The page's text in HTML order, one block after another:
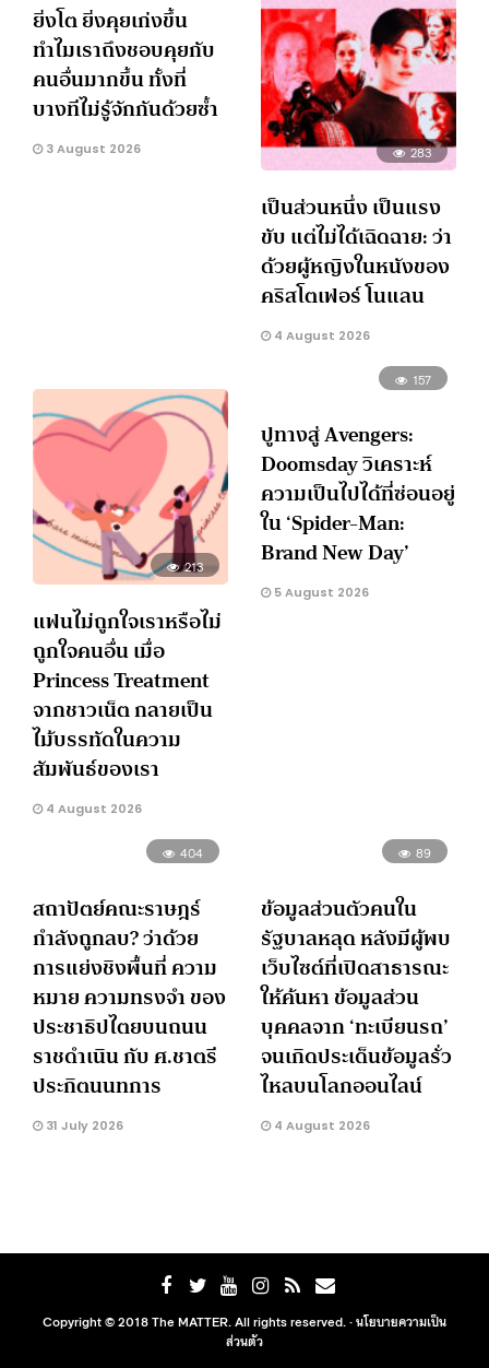
ยิ่งโต ยิ่งคุยเก่งขึ้น
ทำไมเราถึงชอบคุยกับ
คนอื่นมากขึ้น ทั้งที่
บางทีไม่รู้จักกันด้วยซ้ำ
3 August 2026 283
เป็นส่วนหนึ่ง เป็นแรง
ขับ แต่ไม่ได้เฉิดฉาย: ว่า
ด้วยผู้หญิงในหนังของ
คริสโตเฟอร์ โนแลน
4 August 2026
213
แฟนไม่ถูกใจเราหรือไม่
ถูกใจคนอื่น เมื่อ
Princess Treatment
จากชาวเน็ต กลายเป็น
ไม้บรรทัดในความ
สัมพันธ์ของเรา
4 August 2026
157
ปูทางสู่ Avengers:
Doomsday วิเคราะห์
ความเป็นไปได้ที่ซ่อนอยู่
ใน ‘Spider-Man:
Brand New Day’
5 August 2026
404
สถาปัตย์คณะราษฎร์
กำลังถูกลบ? ว่าด้วย
การแย่งชิงพื้นที่ ความ
หมาย ความทรงจำ ของ
ประชาธิปไตยบนถนน
ราชดำเนิน กับ ศ.ชาตรี
ประกิตนนทการ
31 July 2026
89
ข้อมูลส่วนตัวคนใน
รัฐบาลหลุด หลังมีผู้พบ
เว็บไซต์ที่เปิดสาธารณะ
ให้ค้นหา ข้อมูลส่วน
บุคคลจาก ‘ทะเบียนรถ’
จนเกิดประเด็นข้อมูลรั่ว
ไหลบนโลกออนไลน์
4 August 2026
Copyright © 2018 The MATTER. All rights reserved. ·นโยบายความเป็น
ส่วนตัว